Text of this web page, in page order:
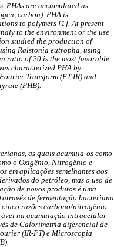
PHAs are accumulated as
carbon). PHA is
to polymers [1]. At present
to the environment or the use
studied the production of
Ralstonia eutropha, using
ratio of 20 is the most favorable
characterized PHA by
Transform (FT-IR) and
(PHB).
as quais acumula-os como
o Oxigênio, Nitrogênio e
em aplicações semelhantes aos
do petróleo, mas o uso de
de novos produtos é uma
de fermentação bacteriana
razões carbono/nitrogênio
na acumulação intracelular
de Calorimetría diferencial de
(IR-FT) e Microscopia